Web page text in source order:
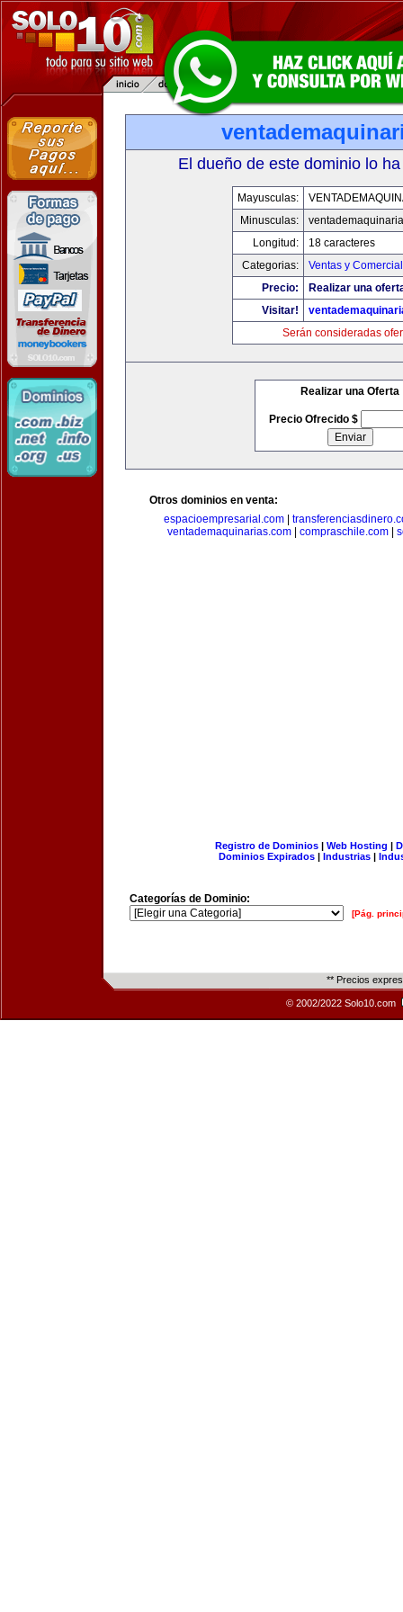
El dueño de este dominio lo
Mayusculas:
Minusculas:
Longitud:
18 caracteres
Categorias:
Ventas y
Precio:
Realizar una
Visitar!
Serán consideradas
Realizar una Oferta
Precio Ofrecido $
Otros dominios en venta:
espacioempresarial.com
ventademaquinarias.com| compraschile.com|
Registro de Dominios| Web Hosting |
Dominios Expirados | Industrias |
Categorías de Dominio:
[Pág.
** Precios
© 2002/2022 Solo10.com